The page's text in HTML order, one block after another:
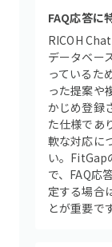
FAQ応答に
RICOH
データベー
っているた
った提案や
かじめ登録
た仕様であ
軟な対応に
い。FitGap
で、FAQ応
定する場合
とが重要で